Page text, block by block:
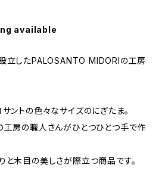
available
立したPALOSANTO MIDORIの工房
ントの色々なサイズのにぎたま。
房の職人さんがひとつひとつ手で作
と木目の美しさが際立つ商品です。